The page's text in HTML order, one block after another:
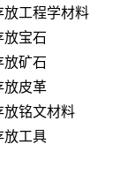
放工程学材料
放宝石
放矿石
放皮革
放铭文材料
放工具